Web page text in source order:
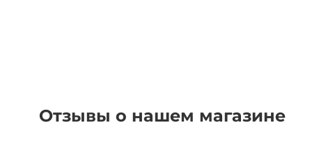
Отзывы о нашем магазине